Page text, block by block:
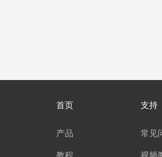
首页
产品
教程
支持
常见
视频